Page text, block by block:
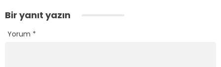
Bir yanıt yazın
Yorum *